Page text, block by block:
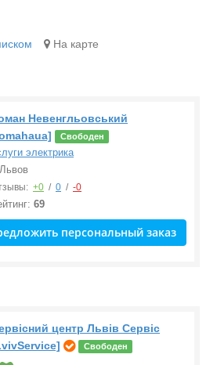
На карте
Невенгльовський
Свободен
электрика
+0 / 0 / -0
69
персональный заказ
центр Львів Сервіс
Свободен